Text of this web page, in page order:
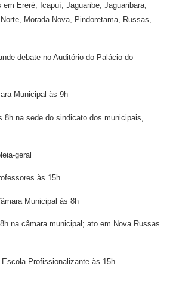
Ereré, Icapuí, Jaguaribe, Jaguaribara,
Morada Nova, Pindoretama, Russas,
debate no Auditório do Palácio do
Municipal às 9h
8h na sede do sindicato dos municipais,
geral
às 15h
Municipal às 8h
na câmara municipal; ato em Nova Russas
Profissionalizante às 15h